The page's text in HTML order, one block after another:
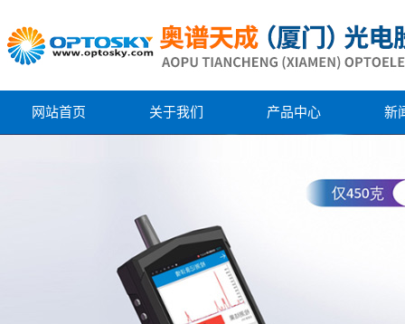
网站首页 关于我们 产品中心 新